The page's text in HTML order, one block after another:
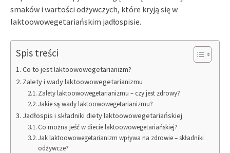
smaków i wartości odżywczych, które kryją się w
laktoowowegetariańskim jadłospisie.
Spis treści
Co to jest laktoowowegetarianizm?
Zalety i wady laktoowowegetarianizmu
Zalety laktoowowegetarianizmu – czy jest zdrowy?
Jakie są wady laktoowowegetarianizmu?
Jadłospis i składniki diety laktoowowegetariańskiej
Co można jeść w diecie laktoowowegetariańskiej?
Jak laktoowowegetarianizm wpływa na zdrowie – składniki
odżywcze?